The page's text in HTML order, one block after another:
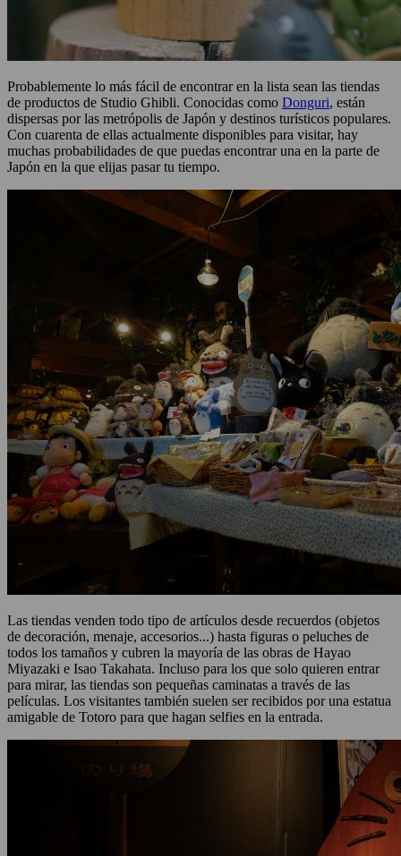
Probablemente lo más fácil de encontrar en la lista sean las tiendas
de productos de Studio Ghibli. Conocidas como Donguri, están
dispersas por las metrópolis de Japón y destinos turísticos populares.
Con cuarenta de ellas actualmente disponibles para visitar, hay
muchas probabilidades de que puedas encontrar una en la parte de
Japón en la que elijas pasar tu tiempo.
Las tiendas venden todo tipo de artículos desde recuerdos (objetos
de decoración, menaje, accesorios...) hasta figuras o peluches de
todos los tamaños y cubren la mayoría de las obras de Hayao
Miyazaki e Isao Takahata. Incluso para los que solo quieren entrar
para mirar, las tiendas son pequeñas caminatas a través de las
películas. Los visitantes también suelen ser recibidos por una estatua
amigable de Totoro para que hagan selfies en la entrada.